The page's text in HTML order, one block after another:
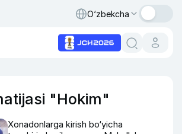
O‘zbekcha
"Hokim"
Xonadonlarga kirish bo‘yicha